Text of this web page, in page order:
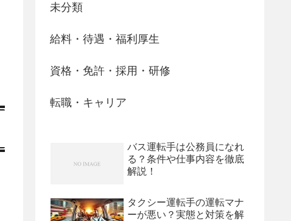
未分類
給料・待遇・福利厚生
資格・免許・採用・研修
転職・キャリア
バス運転手は公務員になれ
る？条件や仕事内容を徹底
解説！
タクシー運転手の運転マナ
ーが悪い？実態と対策を解